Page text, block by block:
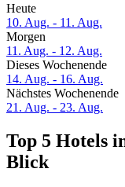
Heute
10. Aug. - 11. Aug.
Morgen
11. Aug. - 12. Aug.
Dieses Wochenende
14. Aug. - 16. Aug.
Nächstes Wochenende
21. Aug. - 23. Aug.
Top 5 Hotels
Blick